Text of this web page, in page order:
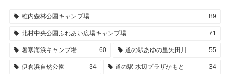
稚内森林公園キャンプ場 89
北村中央公園ふれあい広場キャンプ場 71
暑寒海浜キャンプ場 60 道の駅あゆの里矢田川 55
伊倉浜自然公園 34 道の駅 水辺プラザかもと 34